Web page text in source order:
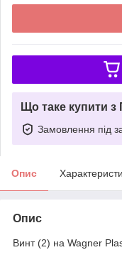
Що таке купити
Замовлення під
Опис
Опис
Винт (2) на Wagner